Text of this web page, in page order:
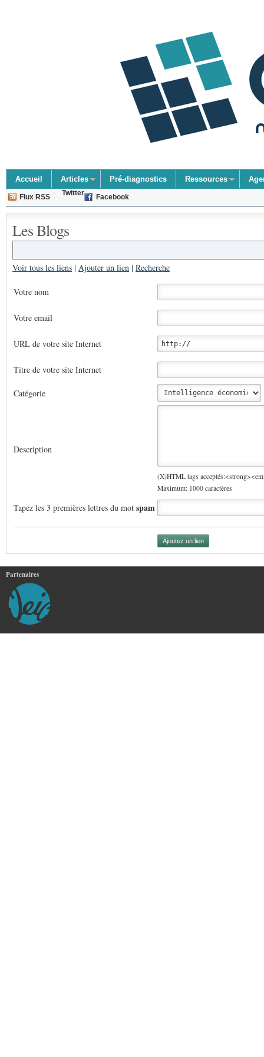
Accueil Articles Pré-diagnostics Ressources
Flux RSS Twitter Facebook
Les Blogs
Voir tous les liens | Ajouter un lien | Recherche
Votre nom
Votre email
URL de votre site Internet
Titre de votre site Internet
Catégorie
Description
(X)HTML tags
Maximum: 1000 caractères
Tapez les 3 premières lettres du mot spam
Partenaires